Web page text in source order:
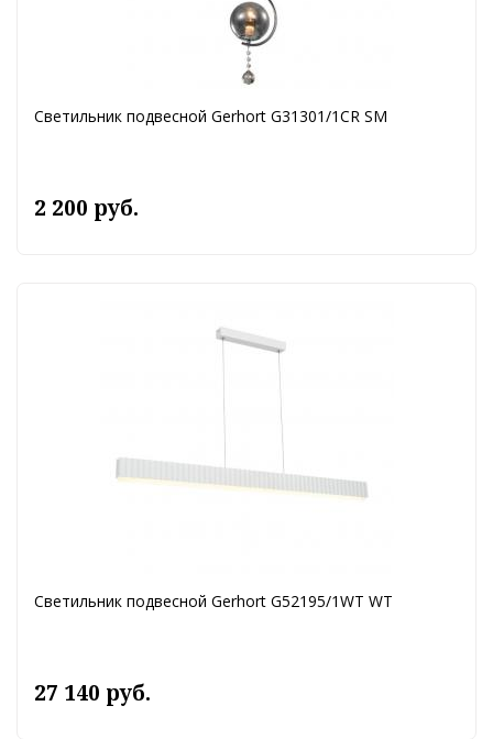
Светильник подвесной Gerhort G31301/1CR SM
2 200 руб.
Светильник подвесной Gerhort G52195/1WT WT
27 140 руб.